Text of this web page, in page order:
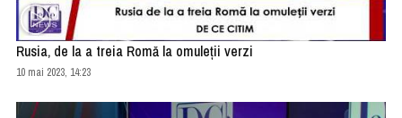
Rusia, de la a treia Romă la omuleții verzi
10 mai 2023, 14:23